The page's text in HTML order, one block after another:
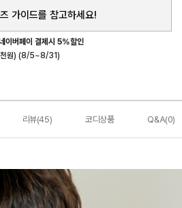
가이드를 참고하세요!
이버페이 결제시 5%할인
천원) (8/5~8/31)
리뷰(45) 코디상품 Q&A(0)